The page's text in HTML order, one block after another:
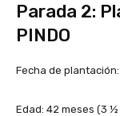
Parada 2:
PINDO
Fecha de
Edad: 42 meses (3 ½